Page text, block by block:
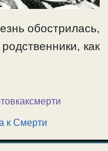
обострилась,
как
к Смерти